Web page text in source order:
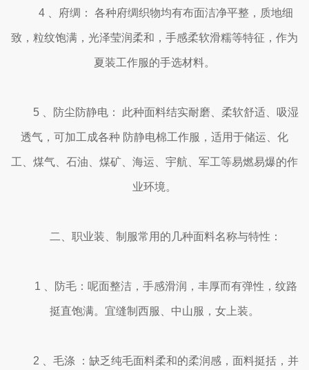
4 、府绸： 各种府绸织物均有布面洁净平整，质地细
致，粒纹饱满，光泽莹润柔和，手感柔软滑糯等特征，作为
夏装工作服的手选材料。
5 、防尘防静电： 此种面料结实耐磨、柔软舒适、吸湿
透气，可加工成各种 防静电棉工作服，适用于储运、化
工、煤气、石油、煤矿、海运、宇航、军工等易燃易爆的作
业环境。
二、职业装、制服常用的几种面料名称与特性：
1 、防毛：呢面整洁，手感滑润，丰厚而有弹性，纹路
挺直饱满。宜缝制西服、中山服，女上装。
2 、毛涤 ：缺乏纯毛面料柔和的柔润感，面料挺括，并